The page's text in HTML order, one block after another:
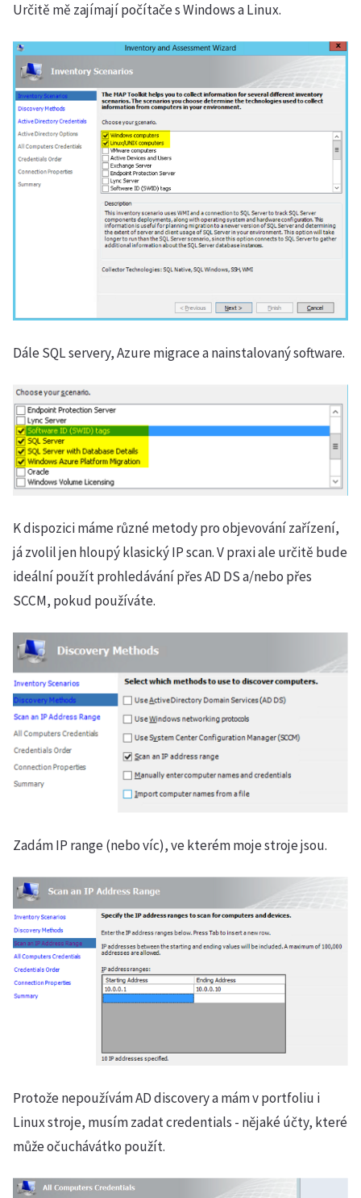
Určitě mě zajímají počítače s Windows a Linux.
Dále SQL servery, Azure migrace a nainstalovaný software.
K dispozici máme různé metody pro objevování zařízení,
já zvolil jen hloupý klasický IP scan. V praxi ale určitě bude
ideální použít prohledávání přes AD DS a/nebo přes
SCCM, pokud používáte.
Zadám IP range (nebo víc), ve kterém moje stroje jsou.
Protože nepoužívám AD discovery a mám v portfoliu i
Linux stroje, musím zadat credentials - nějaké účty, které
může očuchávátko použít.